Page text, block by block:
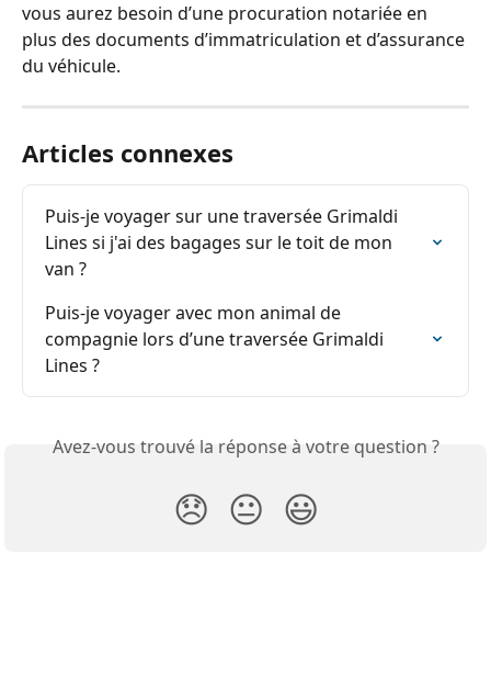
vous aurez besoin d’une procuration notariée en
plus des documents d’immatriculation et d’assurance
du véhicule.
Articles connexes
Puis-je voyager sur une traversée Grimaldi
Lines si j'ai des bagages sur le toit de mon
van ?
Puis-je voyager avec mon animal de
compagnie lors d’une traversée Grimaldi
Lines ?
Avez-vous trouvé la réponse à votre question ?
😞 😐 😃